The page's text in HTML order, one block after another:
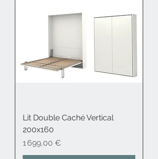
Lit Double Caché Vertical
200x160
Prix
1 699,00 €